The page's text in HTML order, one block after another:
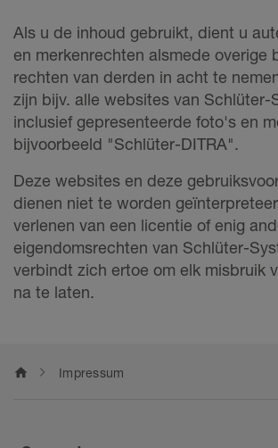
Als u de inhoud gebruikt, dient u
en merkenrechten alsmede overige
rechten van derden in acht te
zijn bijv. alle websites van Schlüter-
inclusief gepresenteerde foto's en
bijvoorbeeld "Schlüter-DITRA".
Deze websites en deze
dienen niet te worden
verlenen van een licentie of enig
eigendomsrechten van Schlüter-
verbindt zich ertoe om elk misbruik
na te laten.
home Impressum